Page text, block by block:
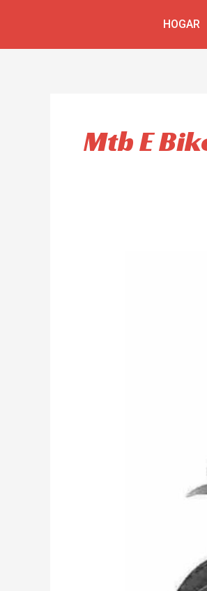
HOGAR
Mtb E